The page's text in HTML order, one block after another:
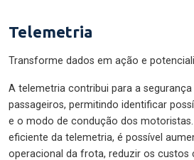
Telemetria
Transforme dados em ação e
A telemetria contribui para a
passageiros, permitindo identificar
e o modo de condução dos
eficiente da telemetria, é possível
operacional da frota, reduzir os custos